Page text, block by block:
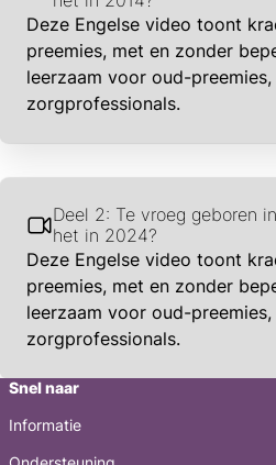
Deze Engelse video toont
preemies, met en zonder
leerzaam voor oud-
zorgprofessionals.
Deel 2: Te vroeg geboren
het in 2024?
Deze Engelse video toont
preemies, met en zonder
leerzaam voor oud-
zorgprofessionals.
Snel naar
Informatie